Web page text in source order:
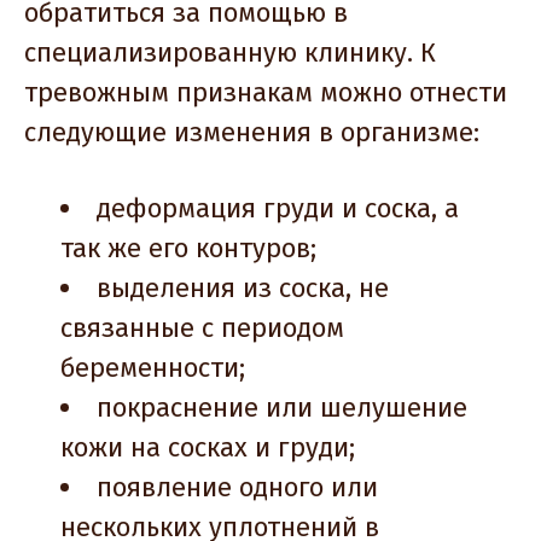
обратиться за помощью в
специализированную клинику. К
тревожным признакам можно отнести
следующие изменения в организме:
деформация груди и соска, а
так же его контуров;
выделения из соска, не
связанные с периодом
беременности;
покраснение или шелушение
кожи на сосках и груди;
появление одного или
нескольких уплотнений в